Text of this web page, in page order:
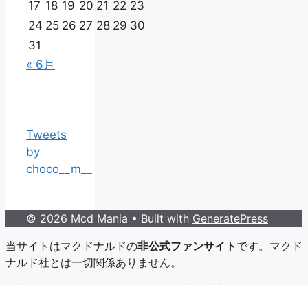
17 18 19 20 21 22 23
24 25 26 27 28 29 30
31
« 6月
Tweets
by
choco__m__
© 2026 Mcd Mania • Built with GeneratePress
当サイトはマクドナルドの非公式ファンサイト です。マクド
ナルド社とは一切関係ありません。